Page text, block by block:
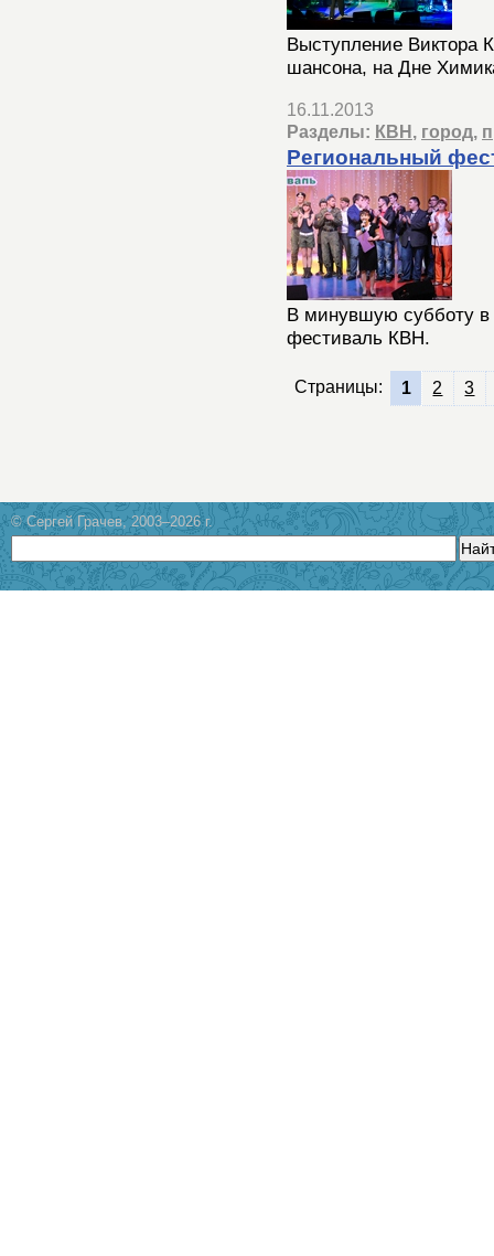
Выступление Виктора
шансона, на Дне
16.11.2013
Разделы: КВН , город,
Региональный
В минувшую субботу в
фестиваль КВН.
Страницы: 1 2 3
© Сергей Грачев, 2003–2026 г.